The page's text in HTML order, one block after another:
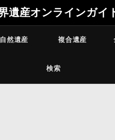
遺産オンラインガイ
自然遺産 複合遺産
検索